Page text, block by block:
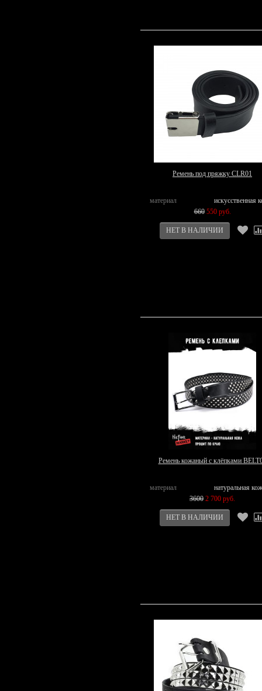
Ремень под пряжку CLR01
материал
искусственная
660 550 руб.
Ремень кожаный с клёпками
материал
натуральная
3600 2 700 руб.